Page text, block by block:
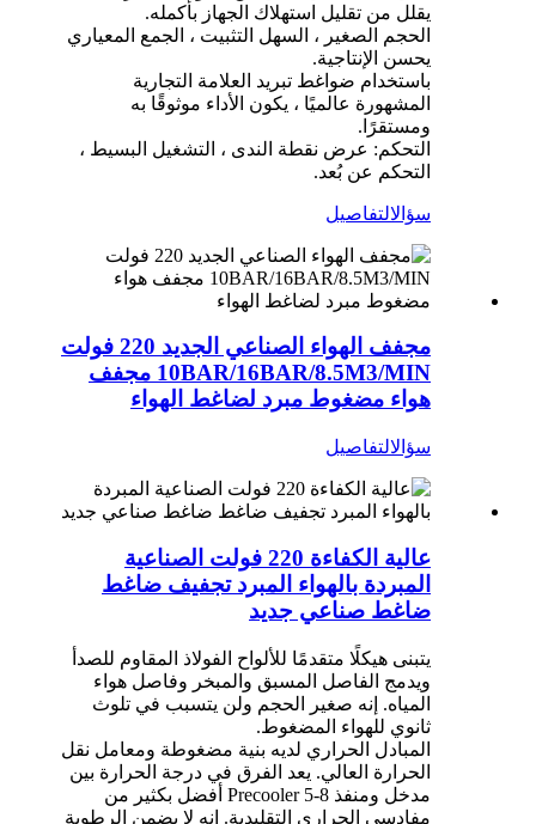
يقلل من تقليل استهلاك الجهاز بأكمله.
الحجم الصغير ، السهل التثبيت ، الجمع المعياري
يحسن الإنتاجية.
باستخدام ضواغط تبريد العلامة التجارية
المشهورة عالميًا ، يكون الأداء موثوقًا به
ومستقرًا.
التحكم: عرض نقطة الندى ، التشغيل البسيط ،
التحكم عن بُعد.
سؤالالتفاصيل
مجفف الهواء الصناعي الجديد 220 فولت
10BAR/16BAR/8.5M3/MIN مجفف
هواء مضغوط مبرد لضاغط الهواء
سؤالالتفاصيل
عالية الكفاءة 220 فولت الصناعية
المبردة بالهواء المبرد تجفيف ضاغط
ضاغط صناعي جديد
يتبنى هيكلًا متقدمًا للألواح الفولاذ المقاوم للصدأ
ويدمج الفاصل المسبق والمبخر وفاصل هواء
المياه. إنه صغير الحجم ولن يتسبب في تلوث
ثانوي للهواء المضغوط.
المبادل الحراري لديه بنية مضغوطة ومعامل نقل
الحرارة العالي. يعد الفرق في درجة الحرارة بين
مدخل ومنفذ Precooler 5-8 أفضل بكثير من
مفادسي الحراري التقليدية. إنه لا يضمن الرطوبة